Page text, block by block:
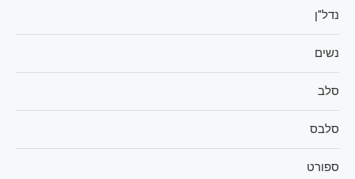
נדל"ן
נשים
סלב
סלבס
ספורט